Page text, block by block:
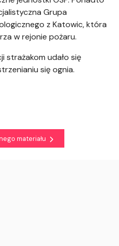
Grupa
z Katowic, która
w rejonie pożaru.
strażakom udało się
się ognia.
materiału